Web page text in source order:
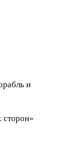
и
сторон»